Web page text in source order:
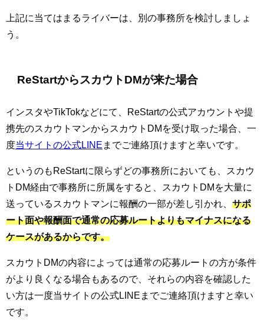
上記に当てはまるライバーは、別の事務所を検討しましょ
う。
ReStartからスカウトDMが来た場合
インスタやTikTokなどにて、ReStartの公式アカウントや提
携先のスカウトマンからスカウトDMを受け取った場合、一
度当サイトの公式LINE までご連絡頂けますと幸いです。
というのもReStartに限らずどの事務所においても、スカウ
トDM経由で事務所に所属をすると、スカウトDMを大量に
送っているスカウトマンに報酬の一部が差し引かれ、 サポ
ート面や報酬面で通常の応募ルートよりもマイナスになる
ケースがあるからです。
スカウトDMの内容によっては通常の応募ルートの方が条件
がより良くなる場合もあるので、それらの内容を確認した
い方は一度当サイトの公式LINEまでご連絡頂けますと幸い
です。